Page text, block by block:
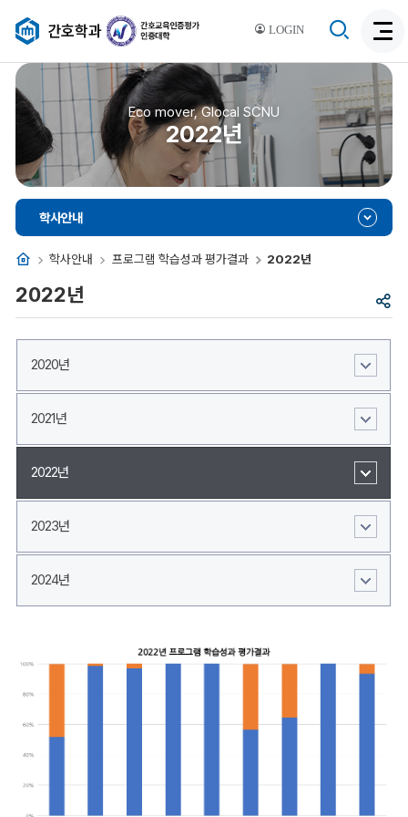
LOGIN
간호학과
색
활
성
화
색
비
활
성
화
Eco mover, Glocal SCNU
2022년
홈 학사안내 프로그램 학습성과 평가결과 2022년
학사안내
공
2022년
2020년
2021년
2022년
2023년
2024년